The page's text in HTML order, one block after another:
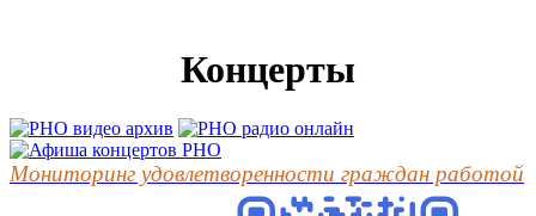
Концерты
Мониторинг удовлетворенности граждан работой